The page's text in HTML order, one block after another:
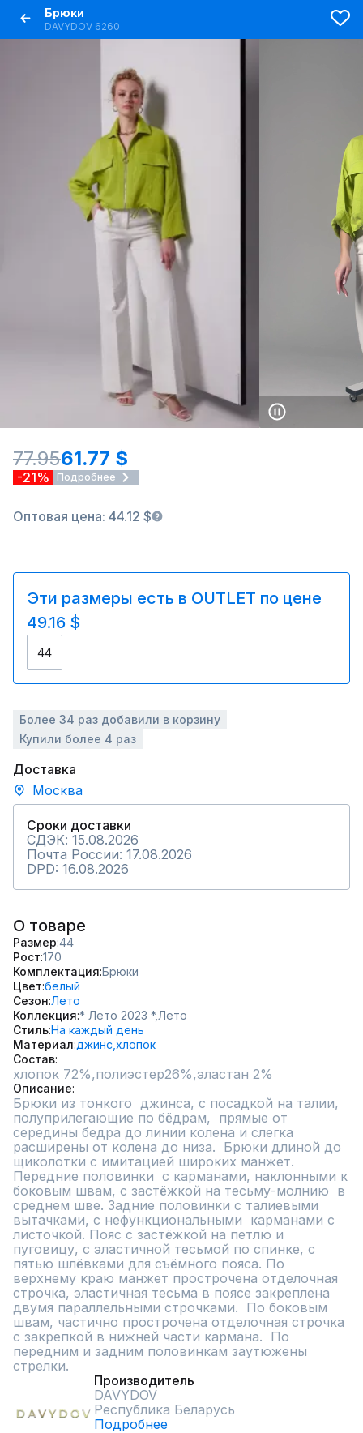
Брюки
DAVYDOV 6260
77.9561.77 $
-21% Подробнее
Оптовая цена: 44.12 $
Эти размеры есть в OUTLET по цене
49.16 $
44
Более 34 раз добавили в корзину
Купили более 4 раз
Доставка
Москва
Сроки доставки
СДЭК: 15.08.2026
Почта России: 17.08.2026
DPD: 16.08.2026
О товаре
Размер 44
Рост 170
Комплектация Брюки
Цвет белый
Сезон Лето
Коллекция * Лето 2023 *, Лето
СтильНа каждый день
Материал джинс, хлопок
Состав
хлопок 72%,полиэстер26%,эластан 2%
Описание
Брюки из тонкого  джинса, с посадкой на талии,
полуприлегающие по бёдрам,  прямые от
середины бедра до линии колена и слегка
расширены от колена до низа.  Брюки длиной до
щиколотки с имитацией широких манжет.
Передние половинки  с карманами, наклонными к
боковым швам, с застёжкой на тесьму-молнию  в
среднем шве. Задние половинки с талиевыми
вытачками, с нефункциональными  карманами с
листочкой. Пояс с застёжкой на петлю и
пуговицу, с эластичной тесьмой по спинке, с
пятью шлёвками для съёмного пояса. По
верхнему краю манжет прострочена отделочная
строчка, эластичная тесьма в поясе закреплена
двумя параллельными строчками.  По боковым
швам, частично прострочена отделочная строчка
с закрепкой в нижней части кармана.  По
передним и задним половинкам заутюжены
стрелки.
Производитель
DAVYDOV
Республика Беларусь
Подробнее